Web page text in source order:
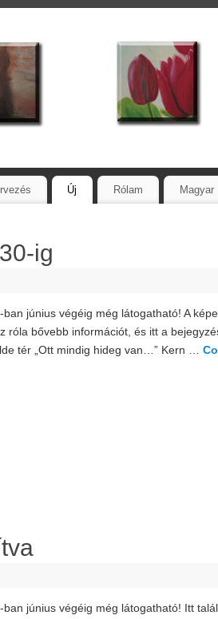
Új Rólam Magyar
ig
június végéig még látogatható! A
róla bővebb információt, és itt a
tér „Ott mindig hideg van…” Kern …
ban június végéig még látogatható! Itt